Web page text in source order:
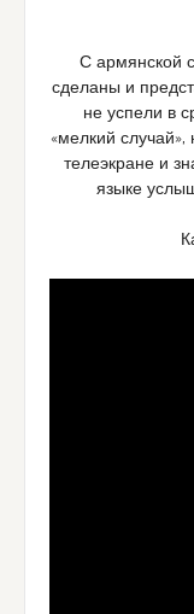
С армянской
сделаны и
не успели в
«мелкий
телеэкране и
языке